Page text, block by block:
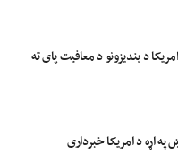
د بندیزونو د معافیت پای ته
اړه د امریکا خبرداری